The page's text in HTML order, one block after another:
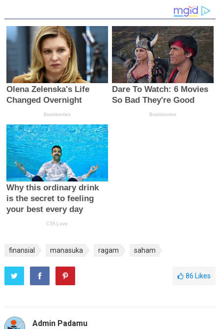
finansial manasuka ragam saham
86 Likes
Admin Padamu